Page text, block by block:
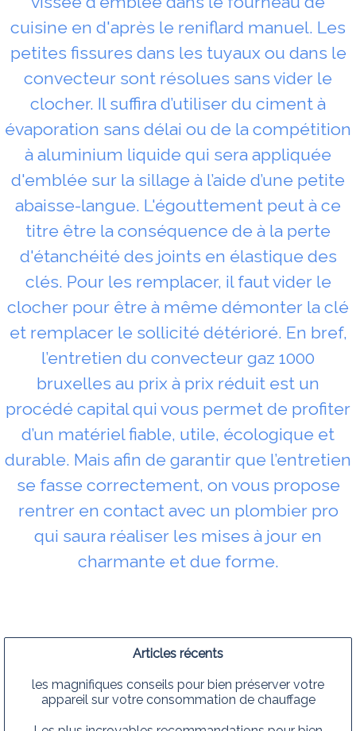
cuisine en d'après le reniflard manuel. Les
petites fissures dans les tuyaux ou dans le
convecteur sont résolues sans vider le
clocher. Il suffira d’utiliser du ciment à
évaporation sans délai ou de la compétition
à aluminium liquide qui sera appliquée
d'emblée sur la sillage à l’aide d’une petite
abaisse-langue. L'égouttement peut à ce
titre être la conséquence de à la perte
d'étanchéité des joints en élastique des
clés. Pour les remplacer, il faut vider le
clocher pour être à même démonter la clé
et remplacer le sollicité détérioré. En bref,
l’entretien du convecteur gaz 1000
bruxelles au prix à prix réduit est un
procédé capital qui vous permet de profiter
d’un matériel fiable, utile, écologique et
durable. Mais afin de garantir que l’entretien
se fasse correctement, on vous propose
rentrer en contact avec un plombier pro
qui saura réaliser les mises à jour en
charmante et due forme.
Articles récents
les magnifiques conseils pour bien préserver votre
appareil sur votre consommation de chauffage